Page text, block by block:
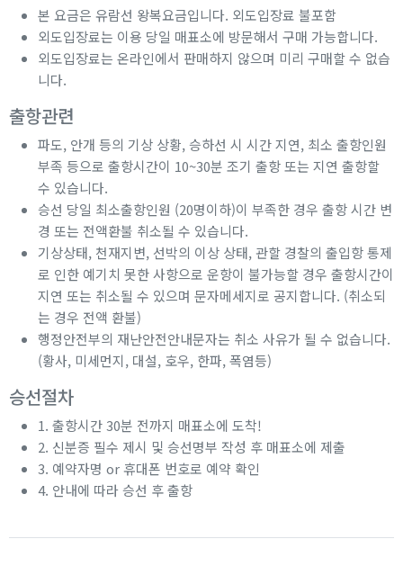
본 요금은 유람선 왕복요금입니다. 외도입장료 불포함
외도입장료는 이용 당일 매표소에 방문해서 구매 가능합니다.
외도입장료는 온라인에서 판매하지 않으며 미리 구매할 수 없습
니다.
출항관련
파도, 안개 등의 기상 상황, 승하선 시 시간 지연, 최소 출항인원
부족 등으로 출항시간이 10~30분 조기 출항 또는 지연 출항할
수 있습니다.
승선 당일 최소출항인원 (20명이하)이 부족한 경우 출항 시간 변
경 또는 전액환불 취소될 수 있습니다.
기상상태, 천재지변, 선박의 이상 상태, 관할 경찰의 출입항 통제
로 인한 예기치 못한 사항으로 운항이 불가능할 경우 출항시간이
지연 또는 취소될 수 있으며 문자메세지로 공지합니다. (취소되
는 경우 전액 환불)
행정안전부의 재난안전안내문자는 취소 사유가 될 수 없습니다.
(황사, 미세먼지, 대설, 호우, 한파, 폭염등)
승선절차
1. 출항시간 30분 전까지 매표소에 도착!
2. 신분증 필수 제시 및 승선명부 작성 후 매표소에 제출
3. 예약자명 or 휴대폰 번호로 예약 확인
4. 안내에 따라 승선 후 출항